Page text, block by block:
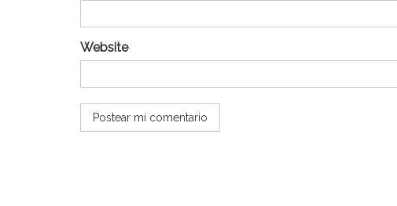
Website